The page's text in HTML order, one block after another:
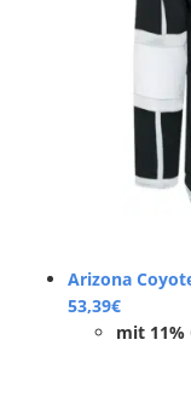
Arizona
53,39€
mit 11%